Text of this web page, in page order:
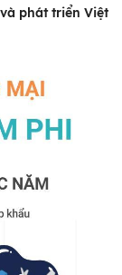
phát triển Việt